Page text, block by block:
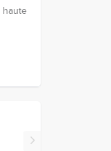
haute